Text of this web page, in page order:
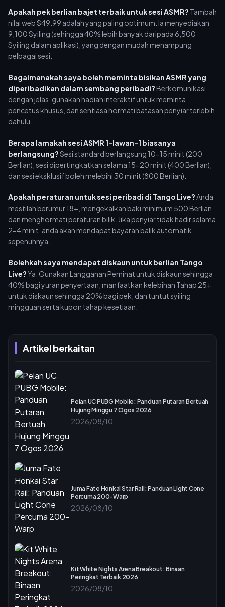
Artikel berkaitan
Pelan UC PUBG Mobile: Panduan Putaran Bertuah
Hujung Minggu 7 Ogos 2026
2026/08/10
Juma Fate Honkai Star Rail: Panduan Light Cone
Percuma 200-Warp
2026/08/10
Kit White Nights Arena Breakout: Binaan
Peringkat Terbaik 2026
2026/08/10
Apakah pek berlian bajet terbaik untuk sesi ASMR? Tambah
nilai web $49.99 adalah yang paling optimum. Ia menyediakan
9,100 Syiling (sehingga 40% lebih banyak daripada 6,500
Syiling dalam aplikasi), yang dengan mudah menampung
pelbagai sesi.
Bagaimanakah saya boleh meminta bisikan ASMR yang
diperibadikan dalam sembang peribadi?Berkomunikasi
dengan jelas, gunakan hadiah interaktif untuk meminta
pencetus khusus, dan sentiasa hormati batasan penyiar terlebih
dahulu.
Berapa lamakah sesi ASMR 1-lawan-1 biasanya
berlangsung?Sesi standard berlangsung 10-15 minit (200
Berlian), sesi dipertingkatkan selama 15-20 minit (400 Berlian),
dan sesi eksklusif boleh melebihi 30 minit (800 Berlian).
Apakah peraturan untuk sesi peribadi di Tango Live?Anda
mestilah berumur 18+, mengekalkan baki minimum 500 Berlian,
dan menghormati peraturan bilik. Jika penyiar tidak hadir selama
2-4 minit, anda akan mendapat bayaran balik automatik
sepenuhnya.
Bolehkah saya mendapat diskaun untuk berlian Tango
Live?Ya. Gunakan Langganan Peminat untuk diskaun sehingga
40% bagi yuran penyertaan, manfaatkan kelebihan Tahap 25+
untuk diskaun sehingga 20% bagi pek, dan tuntut syiling
mingguan serta kupon tahap kesetiaan.